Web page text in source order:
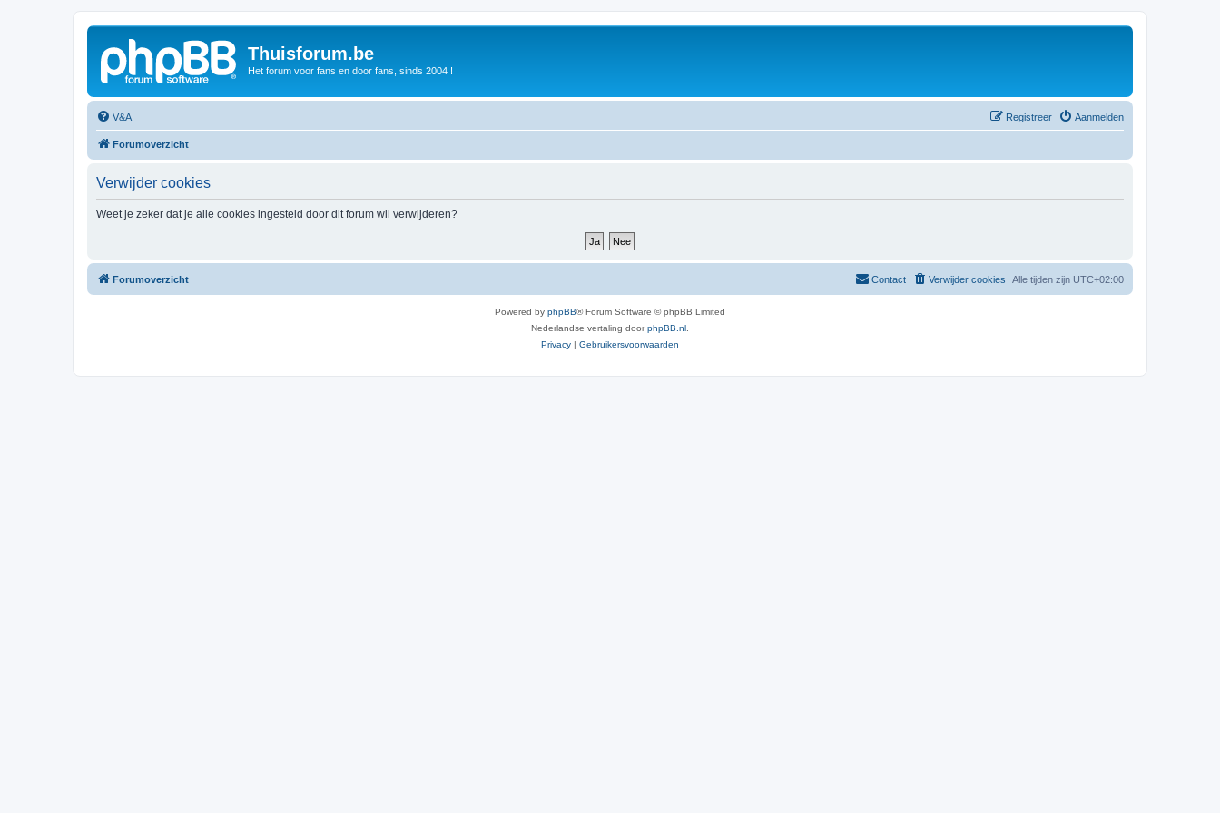
Thuisforum.be
Het forum voor fans en door fans, sinds 2004 !
V&A Aanmelden
Registreer
Forumoverzicht
Verwijder cookies
Weet je zeker dat je alle cookies ingesteld door dit forum wil verwijderen?
Forumoverzicht Alle tijden zijn UTC+02:00
Verwijder cookies
Contact
Powered by phpBB® Forum Software © phpBB Limited
Nederlandse vertaling doorphpBB.nl
Privacy | Gebruikersvoorwaarden